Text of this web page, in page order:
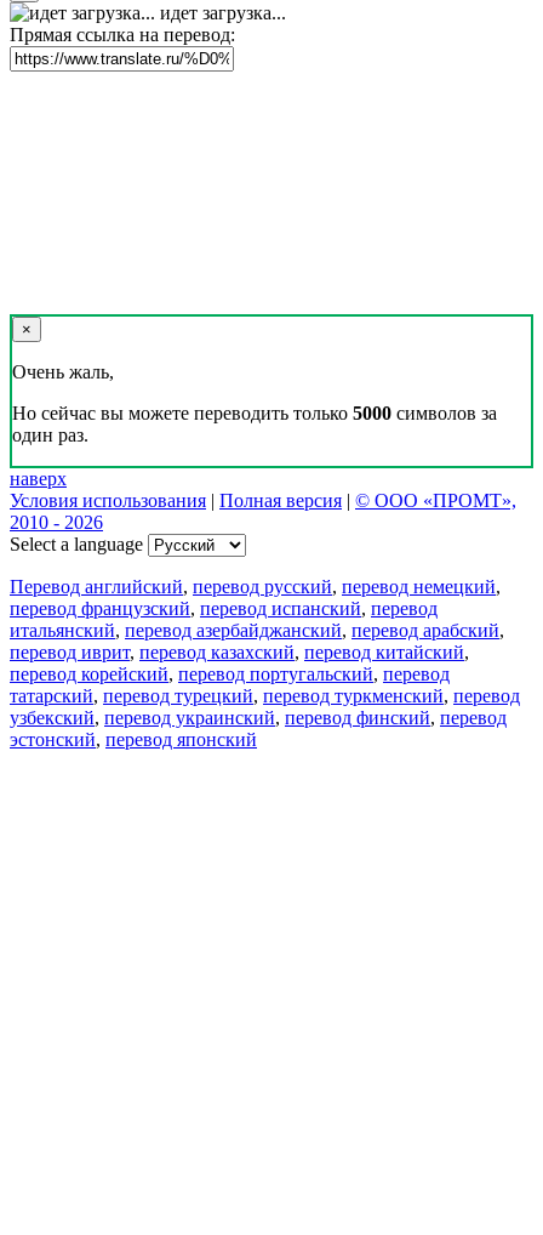
идет загрузка...
Прямая ссылка на перевод:
×
Очень жаль,
Но сейчас вы можете переводить только 5000 символов за
один раз.
наверх
Условия использования | Полная версия | © ООО «ПРОМТ»,
2010 - 2026
Select a language
Перевод английский, перевод русский, перевод немецкий,
перевод французский, перевод испанский, перевод
итальянский, перевод азербайджанский, перевод арабский,
перевод иврит, перевод казахский, перевод китайский,
перевод корейский, перевод португальский, перевод
татарский, перевод турецкий, перевод туркменский, перевод
узбекский, перевод украинский, перевод финский, перевод
эстонский, перевод японский